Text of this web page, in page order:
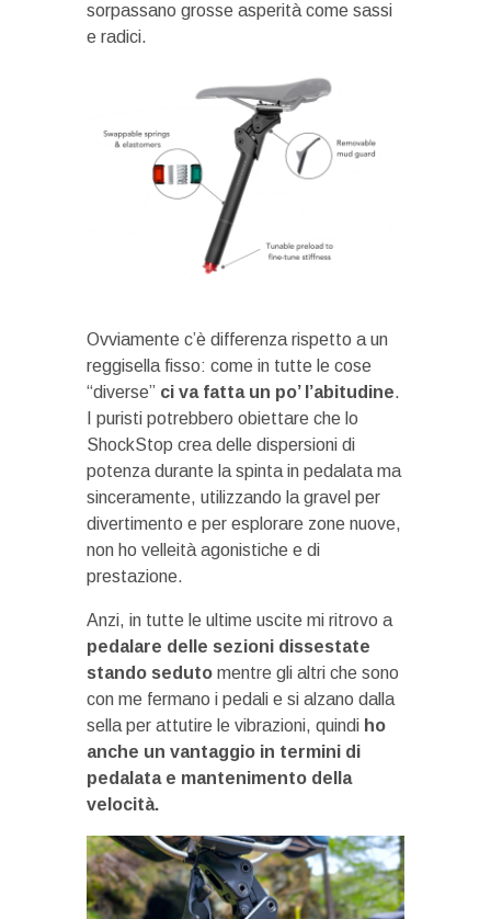
sorpassano grosse asperità come sassi
e radici.
Ovviamente c’è differenza rispetto a un
reggisella fisso: come in tutte le cose
“diverse” ci va fatta un po’ l’abitudine.
I puristi potrebbero obiettare che lo
ShockStop crea delle dispersioni di
potenza durante la spinta in pedalata ma
sinceramente, utilizzando la gravel per
divertimento e per esplorare zone nuove,
non ho velleità agonistiche e di
prestazione.
Anzi, in tutte le ultime uscite mi ritrovo a
pedalare delle sezioni dissestate
stando seduto mentre gli altri che sono
con me fermano i pedali e si alzano dalla
sella per attutire le vibrazioni, quindi ho
anche un vantaggio in termini di
pedalata e mantenimento della
velocità.